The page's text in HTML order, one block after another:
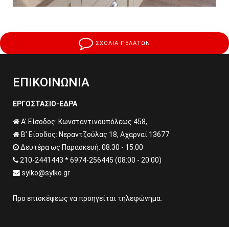
ΣΧΟΛΙΑ ΠΕΛΑΤΩΝ
ΕΠΙΚΟΙΝΩΝΙΑ
ΕΡΓΟΣΤΑΣΙΟ-ΕΔΡΑ
Α' Είσοδος: Κωνσταντινουπόλεως 458,
Β' Είσοδος: Νεραντζούλας 18, Αχαρναί 13677
Δευτέρα ως Παρασκευή: 08.30 - 15.00
210-2441443 * 6974-256445 (08:00 - 20:00)
sylko@sylko.gr
Προ επισκέψεως να προηγείται τηλεφώνημα.